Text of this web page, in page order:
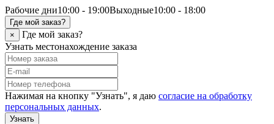
Рабочие дни10:00 - 19:00Выходные10:00 - 18:00
Где мой заказ?
×
Где мой заказ?
Узнать местонахождение заказа
Нажимая на кнопку "Узнать", я даю согласие на обработку
персональных данных.
Узнать